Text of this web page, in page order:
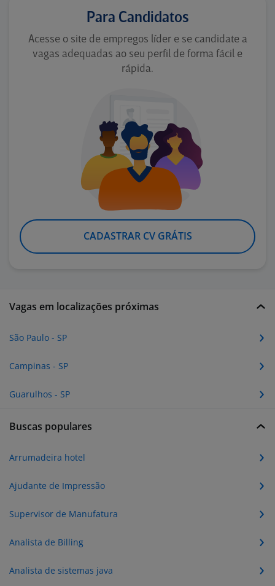
Para Candidatos
Acesse o site de empregos líder e se candidate a
vagas adequadas ao seu perfil de forma fácil e
rápida.
CADASTRAR CV GRÁTIS
Vagas em localizações próximas
São Paulo - SP
Campinas - SP
Guarulhos - SP
Buscas populares
Arrumadeira hotel
Ajudante de Impressão
Supervisor de Manufatura
Analista de Billing
Analista de sistemas java